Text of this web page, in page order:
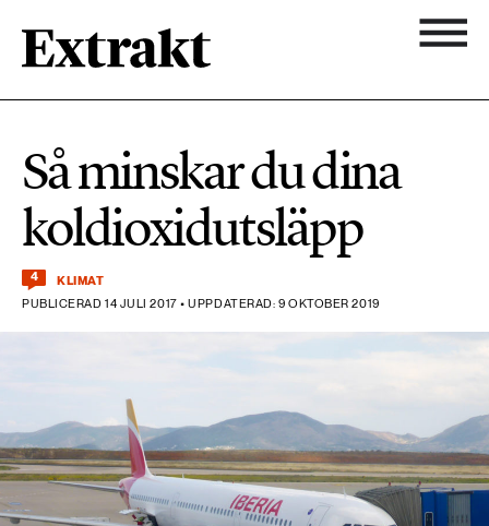
Biologisk mångfald
Hållbara städer
Industri & Energi
Kemikalier
Landsbygd
Livsstil & konsumtion
Nyhetsbrev
Om Extrakt
900 ARTIKLAR
584 ARTIKLAR
Hållbara städer
473 ARTIKLAR
Industri & Energi
1492 ARTIKLAR
Klimat
Så minskar du dina
koldioxidutsläpp
4
KLIMAT
PUBLICERAD 14 JULI 2017 • UPPDATERAD: 9 OKTOBER 2019